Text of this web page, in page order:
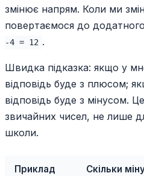
змінює напрям. Коли ми
повертаємося до
-4 = 12 .
Швидка підказка: якщо у
відповідь буде з плюсом;
відповідь буде з мінусом.
звичайних чисел, не лише
школи.
Приклад Скільки